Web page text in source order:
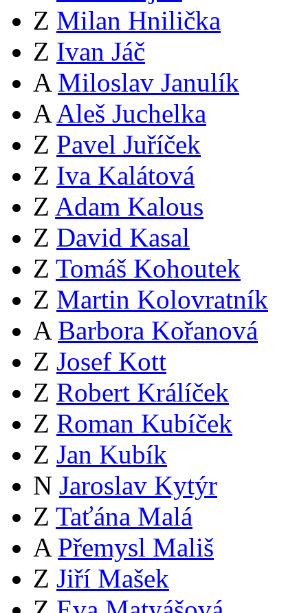
Z Milan Hnilička
Z Ivan Jáč
A Miloslav Janulík
A Aleš Juchelka
Z Pavel Juříček
Z Iva Kalátová
Z Adam Kalous
Z David Kasal
Z Tomáš Kohoutek
Z Martin Kolovratník
A Barbora Kořanová
Z Josef Kott
Z Robert Králíček
Z Roman Kubíček
Z Jan Kubík
N Jaroslav Kytýr
Z Taťána Malá
A Přemysl Mališ
Z Jiří Mašek